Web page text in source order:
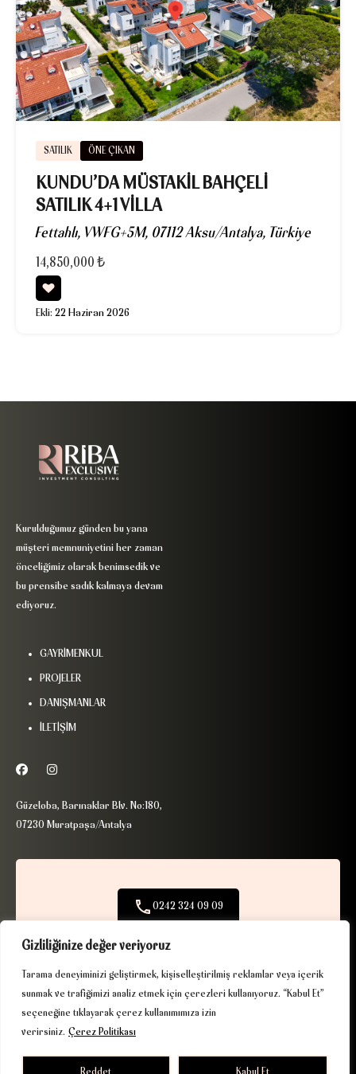
Gizliliğinize değer veriyoruz
Tarama deneyiminizi geliştirmek, kişiselleştirilmiş reklamlar veya içerik
sunmak ve trafiğimizi analiz etmek için çerezleri kullanıyoruz. “Kabul Et”
seçeneğine tıklayarak çerez kullanımımıza izin
verirsiniz. Çerez Politikası
SATILIK ÖNE ÇIKAN
KUNDU’DA MÜSTAKIL BAHÇELI
SATILIK 4+1 VILLA
Fettahlı, VWFG+5M, 07112 Aksu/Antalya, Türkiye
14,850,000 ₺
Ekli: 22 Haziran 2026
Kurulduğumuz günden bu yana
müşteri memnuniyetini her zaman
önceliğimiz olarak benimsedik ve
bu prensibe sadık kalmaya devam
ediyoruz.
GAYRİMENKUL
PROJELER
DANIŞMANLAR
İLETİŞİM
Güzeloba, Barınaklar Blv. No:180,
07230 Muratpaşa/Antalya
0242 324 09 09
+90 506 390 97 09
info@ribaexclusive.com